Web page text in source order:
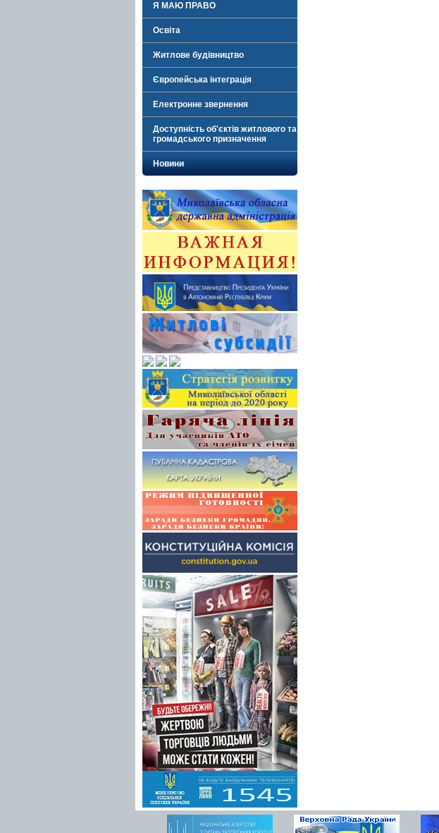
Я МАЮ ПРАВО
Освіта
Житлове будівництво
Європейська інтеграція
Електронне звернення
Доступність об'єктів житлового та
громадського призначення
Новини